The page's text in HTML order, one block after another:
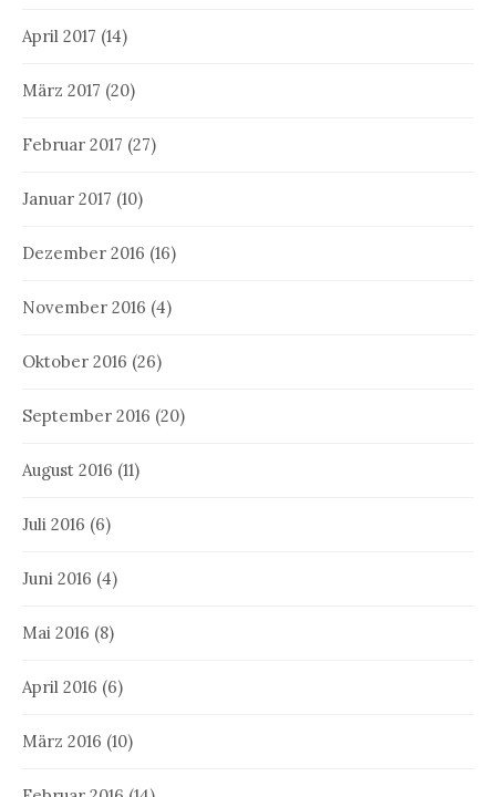
April 2017 (14)
März 2017 (20)
Februar 2017 (27)
Januar 2017 (10)
Dezember 2016 (16)
November 2016 (4)
Oktober 2016 (26)
September 2016 (20)
August 2016 (11)
Juli 2016 (6)
Juni 2016 (4)
Mai 2016 (8)
April 2016 (6)
März 2016 (10)